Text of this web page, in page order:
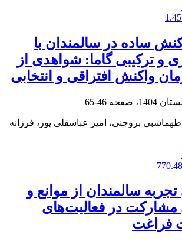
ساده در سالمندان با
و ترکیبی گاما: شواهدی از
واکنش افتراقی و انتخابی
46-65
بروجنی، امیر عباسقلی پور، فرزانه
سالمندان از موانع و
مشارکت در فعالیت‌های
فراغت